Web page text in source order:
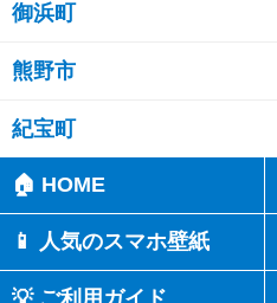
御浜町
熊野市
紀宝町
🏠 HOME
📱 人気のスマホ壁紙